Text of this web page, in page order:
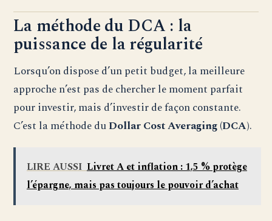
La méthode du DCA : la
puissance de la régularité
Lorsqu’on dispose d’un petit budget, la meilleure
approche n’est pas de chercher le moment parfait
pour investir, mais d’investir de façon constante.
C’est la méthode duDollar Cost Averaging (DCA).
LIRE AUSSI Livret A et inflation : 1,5 % protège
l’épargne, mais pas toujours le pouvoir d’achat